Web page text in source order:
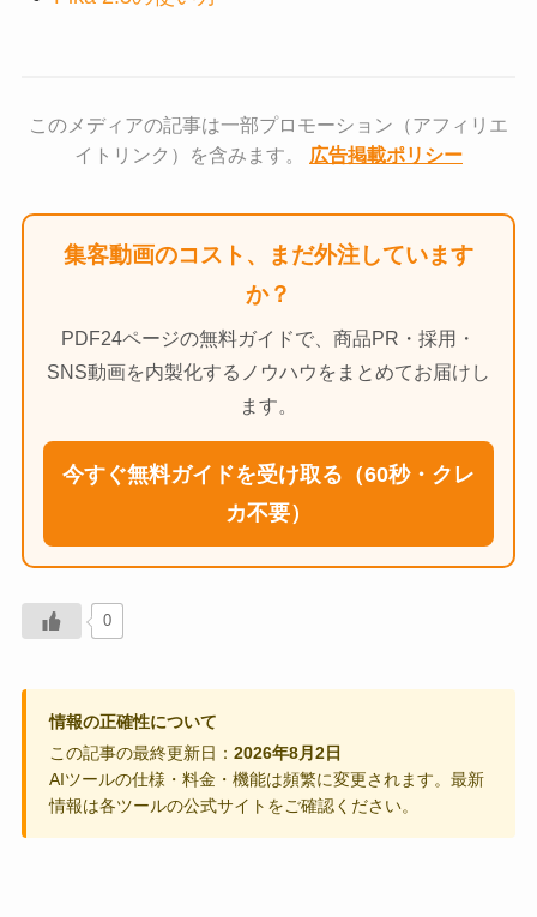
このメディアの記事は一部プロモーション（アフィリエ
イトリンク）を含みます。 広告掲載ポリシー
集客動画のコスト、まだ外注しています
か？
PDF24ページの無料ガイドで、商品PR・採用・
SNS動画を内製化するノウハウをまとめてお届けし
ます。
今すぐ無料ガイドを受け取る（60秒・クレ
カ不要）
0
情報の正確性について
この記事の最終更新日：2026年8月2日
AIツールの仕様・料金・機能は頻繁に変更されます。最新
情報は各ツールの公式サイトをご確認ください。